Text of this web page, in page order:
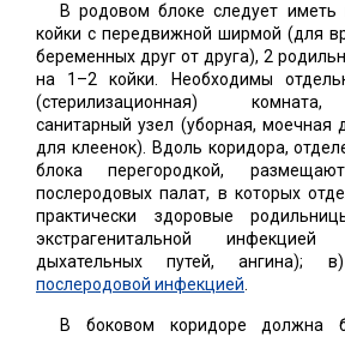
В родовом блоке следует
койки с передвижной ширмой (для
беременных друг от друга), 2
на 1–2 койки. Необходимы
(стерилизационная) комната,
санитарный узел (уборная, моечная
для клеенок). Вдоль коридора,
блока перегородкой,
послеродовых палат, в которых
практически здоровые
экстрагенитальной
дыхательных путей, ангина);
послеродовой инфекцией.
В боковом коридоре должна